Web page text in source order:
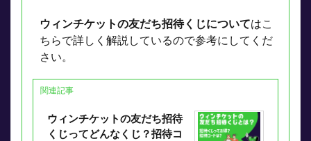
ウィンチケットの友だち招待くじについてはこ
ちらで詳しく解説しているので参考にしてくだ
さい。
関連記事
ウィンチケットの友だち招待
くじってどんなくじ？招待コ